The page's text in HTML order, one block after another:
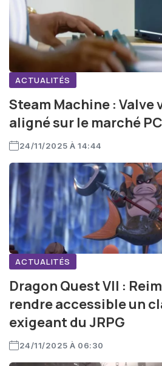
ACTUALITÉS
Steam Machine : Valve
aligné sur le marché
24/11/2025 À 14:44
ACTUALITÉS
Dragon Quest VII :
rendre accessible un
exigeant du JRPG
24/11/2025 À 06:30